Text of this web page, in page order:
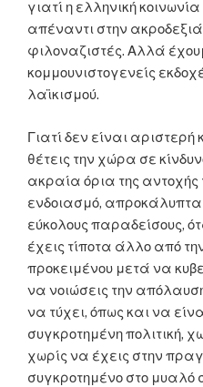
γιατί η ελληνική
απέναντι στην
φιλοναζιστές. Αλλά
κομμουνιστογενείς
λαϊκισμού.
Γιατί δεν είναι
θέτεις την χώρα σε
ακραία όρια της
ενδοιασμό,
εύκολους παραδείσους,
έχεις τίποτα άλλο από
προκειμένου μετά να
να νοιώσεις την
να τύχει, όπως και να
συγκροτημένη πολιτική,
χωρίς να έχεις στην
συγκροτημένο στο μυαλό